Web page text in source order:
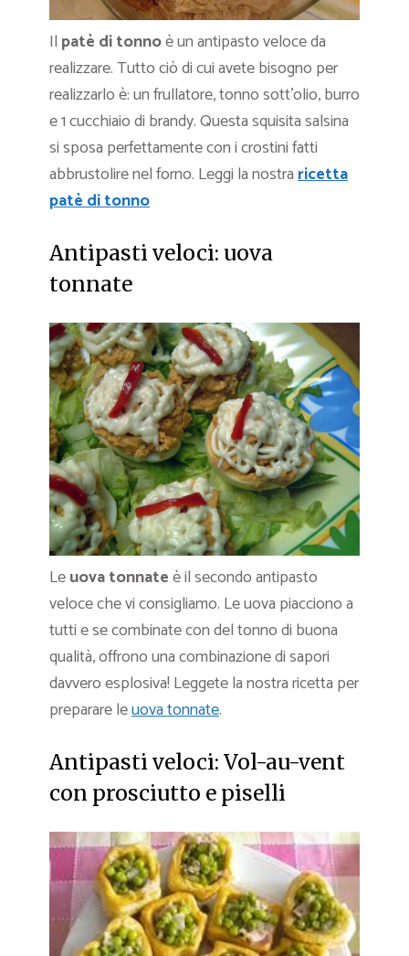
Il patè di tonnoè un antipasto veloce da
realizzare. Tutto ciò di cui avete bisogno per
realizzarlo è: un frullatore, tonno sott’olio, burro
e 1 cucchiaio di brandy. Questa squisita salsina
si sposa perfettamente con i crostini fatti
abbrustolire nel forno. Leggi la nostraricetta
patè di tonno
Antipasti veloci: uova
tonnate
Leuova tonnateè il secondo antipasto
veloce che vi consigliamo. Le uova piacciono a
tutti e se combinate con del tonno di buona
qualità, offrono una combinazione di sapori
davvero esplosiva! Leggete la nostra ricetta per
preparare leuova tonnate.
Antipasti veloci: Vol-au-vent
con prosciutto e piselli